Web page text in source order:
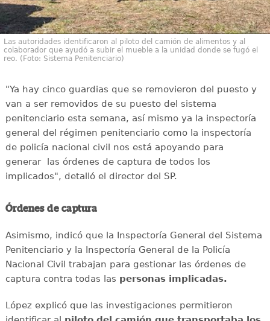
Las autoridades identificaron al piloto del camión de alimentos y al
colaborador que ayudó a subir el mueble a la unidad donde se fugó el
reo. (Foto: Sistema Penitenciario)
"Ya hay cinco guardias que se removieron del puesto y
van a ser removidos de su puesto del sistema
penitenciario esta semana, así mismo ya la inspectoría
general del régimen penitenciario como la inspectoría
de policía nacional civil nos está apoyando para
generar las órdenes de captura de todos los
implicados", detalló el director del SP.
Órdenes de captura
Asimismo, indicó que la Inspectoría General del Sistema
Penitenciario y la Inspectoría General de la Policía
Nacional Civil trabajan para gestionar las órdenes de
captura contra todas las personas implicadas.
López explicó que las investigaciones permitieron